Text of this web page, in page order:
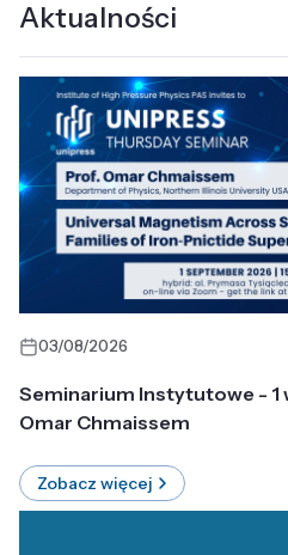
Aktualności
03/08/2026
Seminarium Instytutowe - 1
Omar Chmaissem
Zobacz więcej